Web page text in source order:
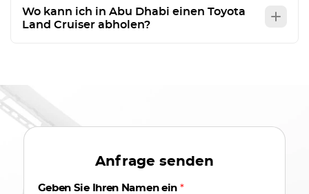
Wo kann ich in Abu Dhabi einen Toyota
Land Cruiser abholen?
Anfrage senden
Geben Sie Ihren Namen ein *